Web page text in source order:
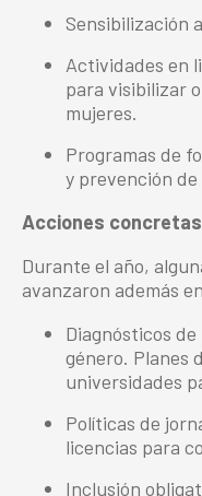
Sensibilización
Actividades en
para visibilizar
mujeres.
Programas de
y prevención
Acciones
Durante el año,
avanzaron además
Diagnósticos
género. Planes
universidades
Políticas de
licencias para
Inclusión